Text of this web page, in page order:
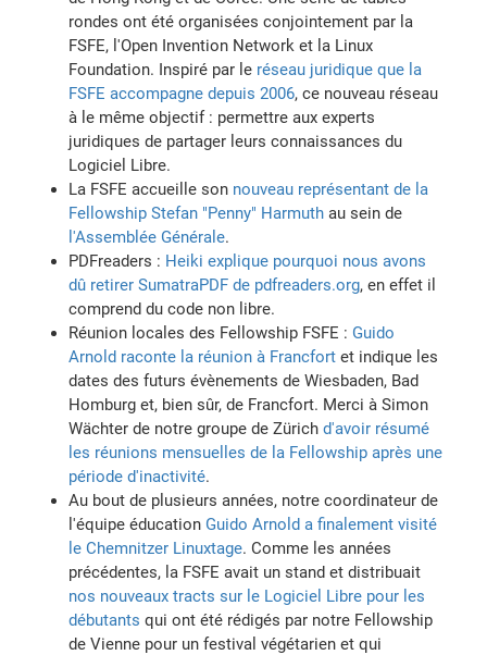
rondes ont été organisées conjointement par la
FSFE, l'Open Invention Network et la Linux
Foundation. Inspiré par le réseau juridique que la
FSFE accompagne depuis 2006, ce nouveau réseau
à le même objectif : permettre aux experts
juridiques de partager leurs connaissances du
Logiciel Libre.
La FSFE accueille son nouveau représentant de la
Fellowship Stefan "Penny" Harmuth au sein de
l'Assemblée Générale.
PDFreaders : Heiki explique pourquoi nous avons
dû retirer SumatraPDF de pdfreaders.org, en effet il
comprend du code non libre.
Réunion locales des Fellowship FSFE : Guido
Arnold raconte la réunion à Francfort et indique les
dates des futurs évènements de Wiesbaden, Bad
Homburg et, bien sûr, de Francfort. Merci à Simon
Wächter de notre groupe de Zürichd'avoir résumé
les réunions mensuelles de la Fellowship après une
période d'inactivité.
Au bout de plusieurs années, notre coordinateur de
l'équipe éducation Guido Arnold a finalement visité
le Chemnitzer Linuxtage. Comme les années
précédentes, la FSFE avait un stand et distribuait
nos nouveaux tracts sur le Logiciel Libre pour les
débutants qui ont été rédigés par notre Fellowship
de Vienne pour un festival végétarien et qui